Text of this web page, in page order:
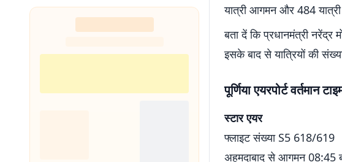
यात्री आगमन और 484
बता दें कि प्रधानमंत्री नरेंद्र
इसके बाद से यात्रियों की
पूर्णिया एयरपोर्ट वर्तमान
स्टार एयर
फ्लाइट संख्या S5 618/619
अहमदाबाद से आगमन 08:45